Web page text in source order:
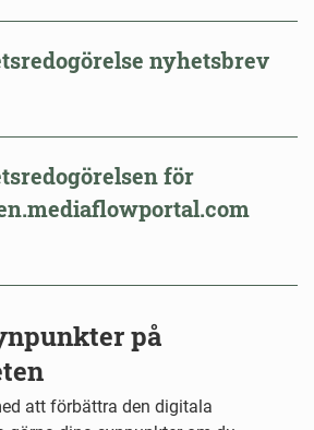
nyhetsbrev
för
på
att förbättra den digitala